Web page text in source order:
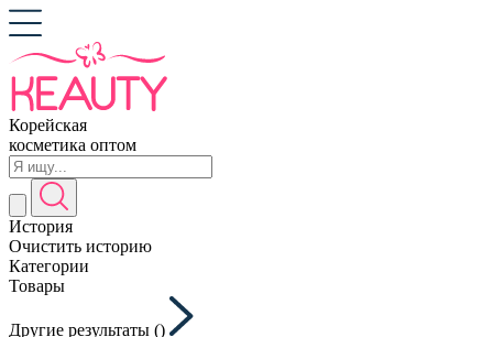
Корейская
косметика оптом
История
Очистить историю
Категории
Товары
Другие результаты ()